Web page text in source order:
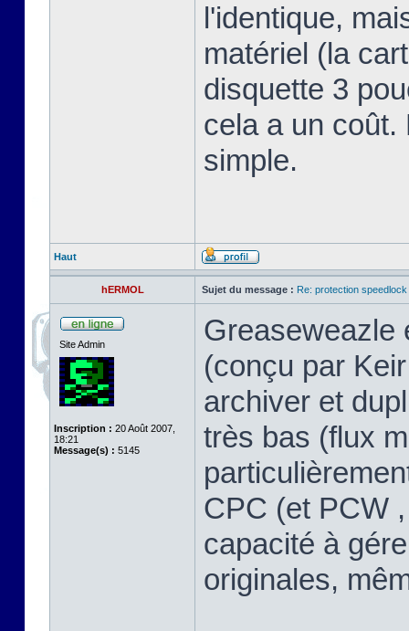
l'identique,
matériel (la
disquette 3
cela a un coût.
simple.
Haut
hERMOL Sujet du message : Re: protection
Site Admin
Inscription : 20 Août 2007,
18:21
Message(s) : 5145
Greaseweazle
(conçu par
archiver et
très bas (flux
CPC (et PCW
capacité à
originales,